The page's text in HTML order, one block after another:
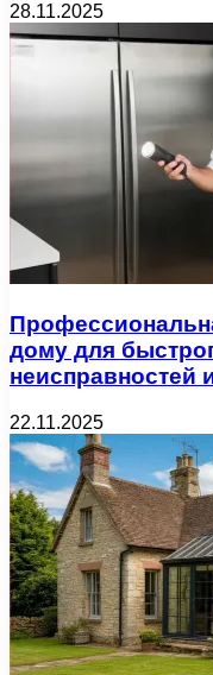
28.11.2025
дому для
неисправностей
22.11.2025